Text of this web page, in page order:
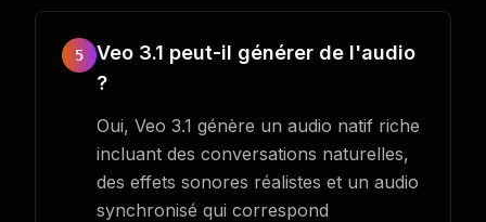
5
Veo 3.1 peut-il générer de l'audio
?
Oui, Veo 3.1 génère un audio natif riche
incluant des conversations naturelles,
des effets sonores réalistes et un audio
synchronisé qui correspond